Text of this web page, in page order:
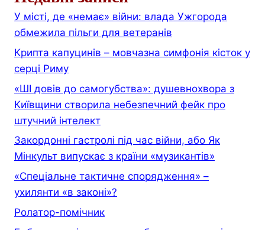
У місті, де «немає» війни: влада Ужгорода
обмежила пільги для ветеранів
Крипта капуцинів – мовчазна симфонія кісток у
серці Риму
«ШІ довів до самогубства»: душевнохвора з
Київщини створила небезпечний фейк про
штучний інтелект
Закордонні гастролі під час війни, або Як
Мінкульт випускає з країни «музикантів»
«Спеціальне тактичне спорядження» –
ухилянти «в законі»?
Ролатор-помічник